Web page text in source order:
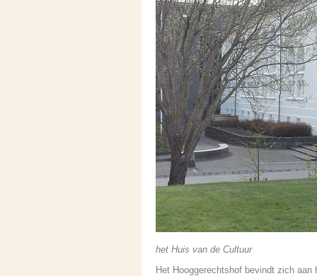
het Huis van de Cultuur
Het Hooggerechtshof bevindt zich